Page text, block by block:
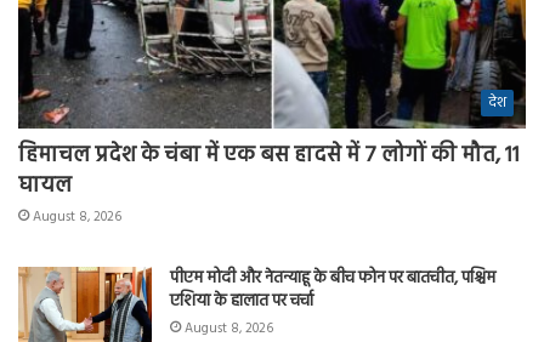
देश
हिमाचल प्रदेश के चंबा में एक बस हादसे में 7 लोगों की मौत, 11
घायल
August 8, 2026
पीएम मोदी और नेतन्याहू के बीच फोन पर बातचीत, पश्चिम
एशिया के हालात पर चर्चा
August 8, 2026